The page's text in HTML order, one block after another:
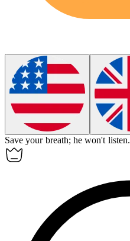
Save your breath; he won't listen.